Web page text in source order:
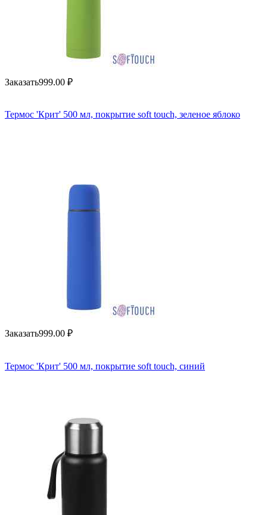
Заказать999.00 ₽
Термос 'Крит' 500 мл, покрытие soft touch, зеленое яблоко
Заказать999.00 ₽
Термос 'Крит' 500 мл, покрытие soft touch, синий